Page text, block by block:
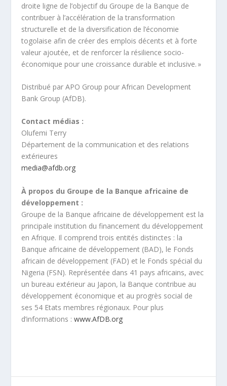
droite ligne de l’objectif du Groupe de la Banque de
contribuer à l’accélération de la transformation
structurelle et de la diversification de l’économie
togolaise afin de créer des emplois décents et à forte
valeur ajoutée, et de renforcer la résilience socio-
économique pour une croissance durable et inclusive. »
Distribué par APO Group pour African Development
Bank Group (AfDB).
Contact médias :
Olufemi Terry
Département de la communication et des relations
extérieures
media@afdb.org
À propos du Groupe de la Banque africaine de
développement :
Groupe de la Banque africaine de développement est la
principale institution du financement du développement
en Afrique. Il comprend trois entités distinctes : la
Banque africaine de développement (BAD), le Fonds
africain de développement (FAD) et le Fonds spécial du
Nigeria (FSN). Représentée dans 41 pays africains, avec
un bureau extérieur au Japon, la Banque contribue au
développement économique et au progrès social de
ses 54 Etats membres régionaux. Pour plus
d’informations :www.AfDB.org